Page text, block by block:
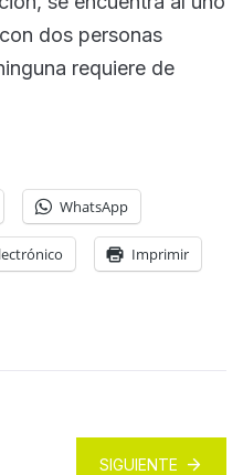
dos personas
requiere de
WhatsApp
Imprimir
SIGUIENTE